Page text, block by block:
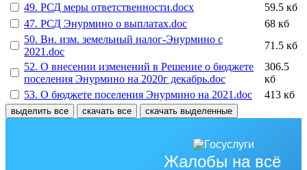
49. РСД меры ответственности.docx
59.5 кб
47. РСД Энурмино о выплатах.doc
68 кб
50. Вн. изм. земельный налог-Энурмино с
2021.doc
71.5 кб
52. О внесении изменений в Решение о бюджете
поселения Энурмино на 2020г декабрь.doc
306.5
кб
53. О бюджете поселения Энурмино на 2021.doc
413 кб
выделить все скачать все скачать выделенные
Жалобы на всё